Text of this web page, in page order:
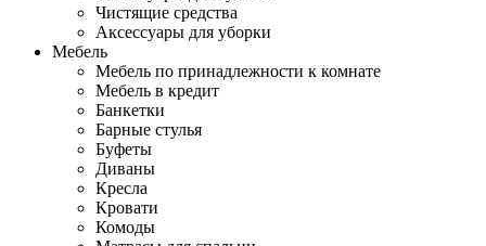
Чистящие средства
Аксессуары для уборки
Мебель
Мебель по принадлежности к комнате
Мебель в кредит
Банкетки
Барные стулья
Буфеты
Диваны
Кресла
Кровати
Комоды